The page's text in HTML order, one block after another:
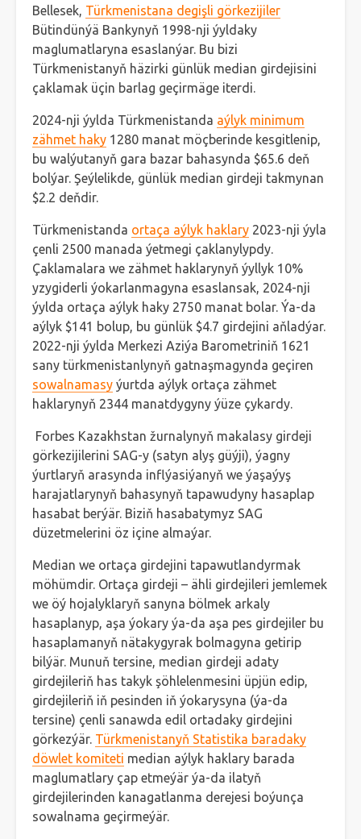
Bellesek, Türkmenistana degişli görkezijiler
Bütindünýä Bankynyň 1998-nji ýyldaky
maglumatlaryna esaslanýar. Bu bizi
Türkmenistanyň häzirki günlük median girdejisini
çaklamak üçin barlag geçirmäge iterdi.
2024-nji ýylda Türkmenistanda aýlyk minimum
zähmet haky 1280 manat möçberinde kesgitlenip,
bu walýutanyň gara bazar bahasynda $65.6 deň
bolýar. Şeýlelikde, günlük median girdeji takmynan
$2.2 deňdir.
Türkmenistanda ortaça aýlyk haklary 2023-nji ýyla
çenli 2500 manada ýetmegi çaklanylypdy.
Çaklamalara we zähmet haklarynyň ýyllyk 10%
yzygiderli ýokarlanmagyna esaslansak, 2024-nji
ýylda ortaça aýlyk haky 2750 manat bolar. Ýa-da
aýlyk $141 bolup, bu günlük $4.7 girdejini aňladýar.
2022-nji ýylda Merkezi Aziýa Barometriniň 1621
sany türkmenistanlynyň gatnaşmagynda geçiren
sowalnamasy ýurtda aýlyk ortaça zähmet
haklarynyň 2344 manatdygyny ýüze çykardy.
Forbes Kazakhstan žurnalynyň makalasy girdeji
görkezijilerini SAG-y (satyn alyş güýji), ýagny
ýurtlaryň arasynda inflýasiýanyň we ýaşaýyş
harajatlarynyň bahasynyň tapawudyny hasaplap
hasabat berýär. Biziň hasabatymyz SAG
düzetmelerini öz içine almaýar.
Median we ortaça girdejini tapawutlandyrmak
möhümdir. Ortaça girdeji – ähli girdejileri jemlemek
we öý hojalyklaryň sanyna bölmek arkaly
hasaplanyp, aşa ýokary ýa-da aşa pes girdejiler bu
hasaplamanyň nätakygyrak bolmagyna getirip
bilýär. Munuň tersine, median girdeji adaty
girdejileriň has takyk şöhlelenmesini üpjün edip,
girdejileriň iň pesinden iň ýokarysyna (ýa-da
tersine) çenli sanawda edil ortadaky girdejini
görkezýär. Türkmenistanyň Statistika baradaky
döwlet komiteti median aýlyk haklary barada
maglumatlary çap etmeýär ýa-da ilatyň
girdejilerinden kanagatlanma derejesi boýunça
sowalnama geçirmeýär.